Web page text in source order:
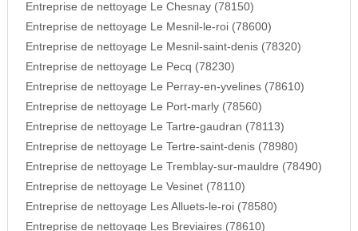
Entreprise de nettoyage Le Chesnay (78150)
Entreprise de nettoyage Le Mesnil-le-roi (78600)
Entreprise de nettoyage Le Mesnil-saint-denis (78320)
Entreprise de nettoyage Le Pecq (78230)
Entreprise de nettoyage Le Perray-en-yvelines (78610)
Entreprise de nettoyage Le Port-marly (78560)
Entreprise de nettoyage Le Tartre-gaudran (78113)
Entreprise de nettoyage Le Tertre-saint-denis (78980)
Entreprise de nettoyage Le Tremblay-sur-mauldre (78490)
Entreprise de nettoyage Le Vesinet (78110)
Entreprise de nettoyage Les Alluets-le-roi (78580)
Entreprise de nettoyage Les Breviaires (78610)